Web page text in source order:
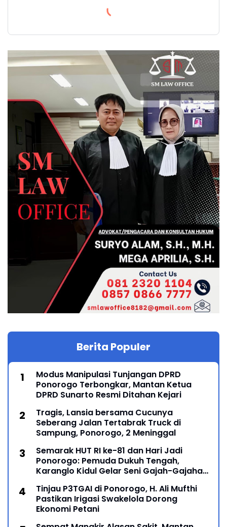
Berita Populer
Modus Manipulasi Tunjangan DPRD
Ponorogo Terbongkar, Mantan Ketua
DPRD Sunarto Resmi Ditahan Kejari
Tragis, Lansia bersama Cucunya
Seberang Jalan Tertabrak Truck di
Sampung, Ponorogo, 2 Meninggal
Semarak HUT RI ke-81 dan Hari Jadi
Ponorogo: Pemuda Dukuh Tengah,
Karanglo Kidul Gelar Seni Gajah-Gajahan,
Tinjau P3TGAI di Ponorogo, H. Ali Mufthi
Pastikan Irigasi Swakelola Dorong
Ekonomi Petani